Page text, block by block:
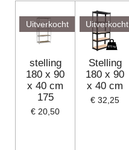
Uitverkocht
stelling
180 x 90
x 40 cm
175
€ 20,50
Uitverkocht
Stelling
180 x 90
x 40 cm
€ 32,25